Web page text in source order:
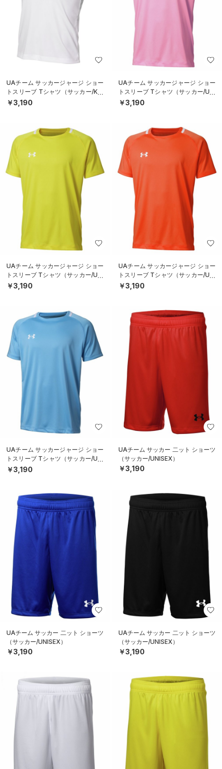
UAチーム サッカージャージ ショー
トスリーブ Tシャツ（サッカー/KID
S）
￥3,190
UAチーム サッカージャージ ショー
トスリーブ Tシャツ（サッカー/UNI
SEX）
￥3,190
UAチーム サッカージャージ ショー
トスリーブ Tシャツ（サッカー/UNI
SEX）
￥3,190
UAチーム サッカージャージ ショー
トスリーブ Tシャツ（サッカー/UNI
SEX）
￥3,190
UAチーム サッカージャージ ショー
トスリーブ Tシャツ（サッカー/UNI
SEX）
￥3,190
UAチーム サッカー 二ット ショーツ
（サッカー/UNISEX）
￥3,190
UAチーム サッカー 二ット ショーツ
（サッカー/UNISEX）
￥3,190
UAチーム サッカー 二ット ショーツ
（サッカー/UNISEX）
￥3,190